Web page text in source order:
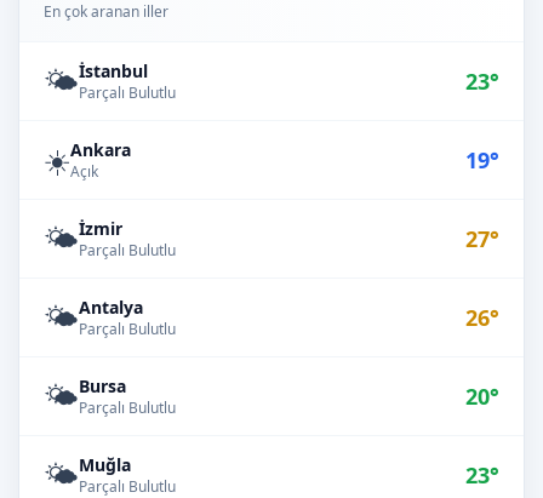
En çok aranan iller
🌤️İstanbul
Parçalı Bulutlu 23°
☀️Ankara
Açık 19°
🌤️İzmir
Parçalı Bulutlu 27°
🌤️Antalya
Parçalı Bulutlu 26°
🌤️Bursa
Parçalı Bulutlu 20°
🌤️Muğla
Parçalı Bulutlu 23°